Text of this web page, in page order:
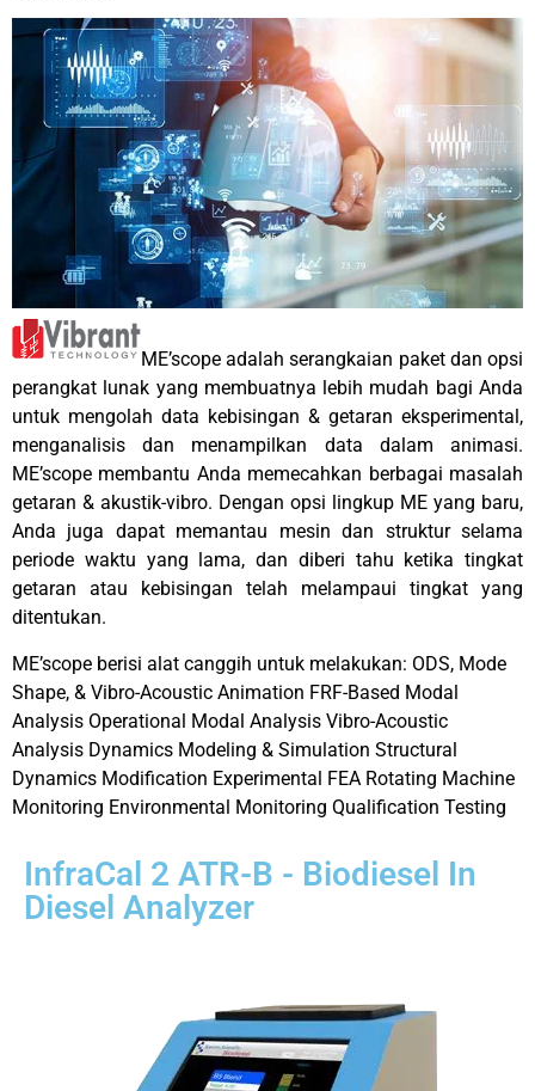
ME’scope adalah serangkaian paket dan opsi
perangkat lunak yang membuatnya lebih mudah bagi Anda
untuk mengolah data kebisingan & getaran eksperimental,
menganalisis dan menampilkan data dalam animasi.
ME’scope membantu Anda memecahkan berbagai masalah
getaran & akustik-vibro. Dengan opsi lingkup ME yang baru,
Anda juga dapat memantau mesin dan struktur selama
periode waktu yang lama, dan diberi tahu ketika tingkat
getaran atau kebisingan telah melampaui tingkat yang
ditentukan.
ME’scope berisi alat canggih untuk melakukan: ODS, Mode
Shape, & Vibro-Acoustic Animation FRF-Based Modal
Analysis Operational Modal Analysis Vibro-Acoustic
Analysis Dynamics Modeling & Simulation Structural
Dynamics Modification Experimental FEA Rotating Machine
Monitoring Environmental Monitoring Qualification Testing
InfraCal 2 ATR-B - Biodiesel In
Diesel Analyzer